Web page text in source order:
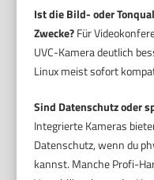
Ist die Bild- oder
Zwecke?Für
UVC-Kamera deutlich
Linux meist sofort
Sind Datenschutz oder
Integrierte Kameras
Datenschutz, wenn du
kannst. Manche Profi-